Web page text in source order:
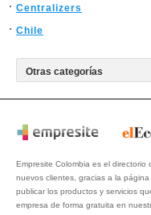
Centralizers
Chile
Empresite Colombia es el
nuevos clientes, gracias a la
publicar los productos y servicios
empresa de forma gratuita en